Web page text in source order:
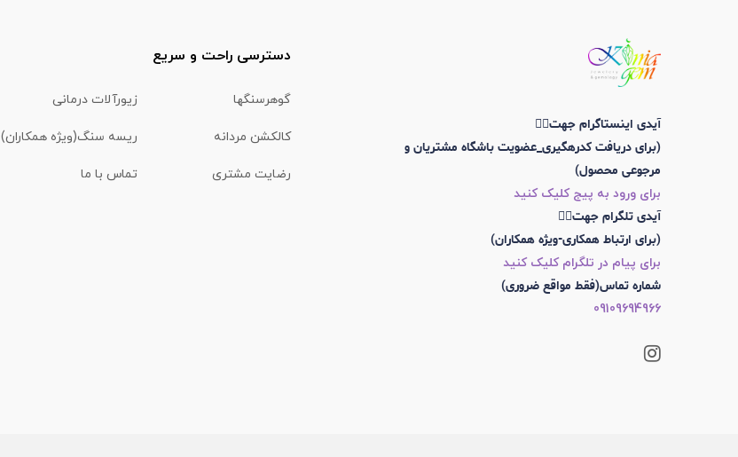
آیدی اینستاگرام جهت👇🏼
(برای دریافت کدرهگیری_عضویت باشگاه مشتریان و
مرجوعی محصول)
برای ورود به پیج کلیک کنید
آیدی تلگرام جهت👇🏼
(برای ارتباط همکاری-ویژه همکاران)
برای پیام در تلگرام کلیک کنید
شماره تماس(فقط مواقع ضروری)
09109694966
دسترسی راحت و سریع
گوهرسنگها زیورآلات درمانی
کالکشن مردانه ریسه سنگ(ویژه همکاران)
رضایت مشتری تماس با ما